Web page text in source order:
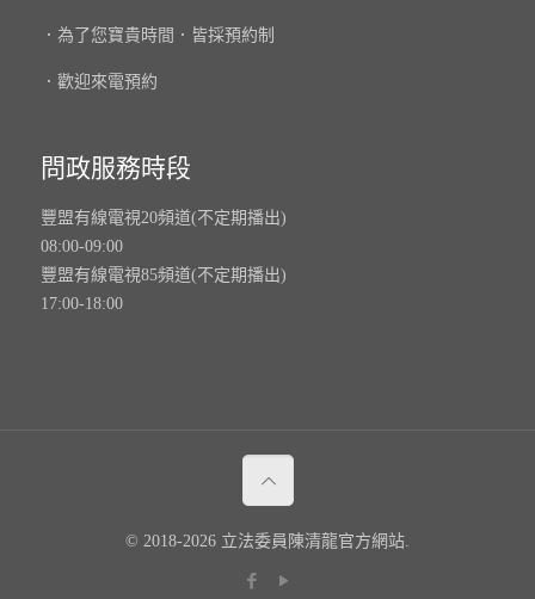
．為了您寶貴時間．皆採預約制
．歡迎來電預約
問政服務時段
豐盟有線電視20頻道(不定期播出)
08:00-09:00
豐盟有線電視85頻道(不定期播出)
17:00-18:00
© 2018-2026 立法委員陳清龍官方網站.